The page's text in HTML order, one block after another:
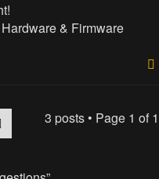
& Firmware
3 posts • Page 1 of1